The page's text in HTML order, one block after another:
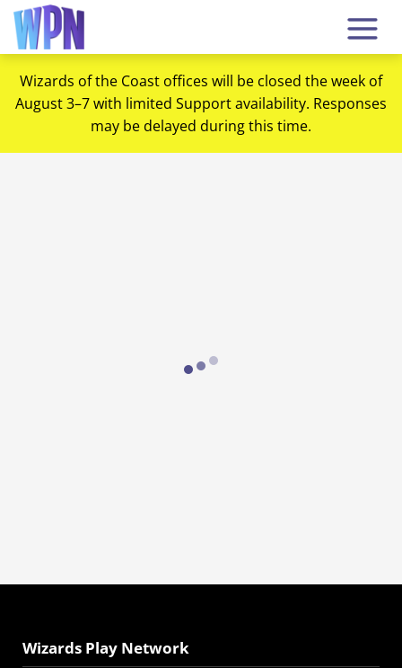
Wizards of the Coast offices will be closed the week of
August 3–7 with limited Support availability. Responses
may be delayed during this time.
Loading...
Wizards Play Network